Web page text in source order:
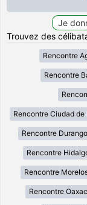
Trouvez des
Rencontre
Rencontre
Rencontre Ciudad de
Rencontre Durango
Rencontre
Rencontre
Rencontre